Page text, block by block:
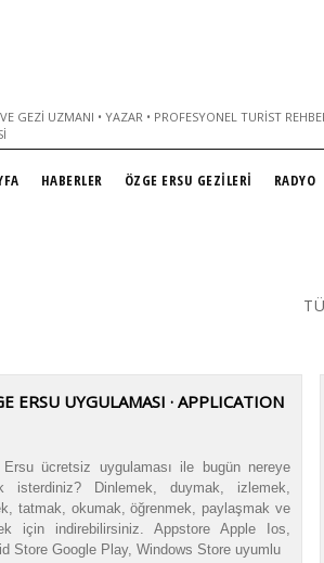
GEZI UZMANI • YAZAR • PROFESYONEL TURIST
HABERLER ÖZGE ERSU GEZİLERİ RADYO
ERSU UYGULAMASI · APPLICATION
ücretsiz uygulaması ile bugün nereye
isterdiniz? Dinlemek, duymak, izlemek,
tatmak, okumak, öğrenmek, paylaşmak ve
için indirebilirsiniz. Appstore Apple Ios,
Store Google Play, Windows Store uyumlu